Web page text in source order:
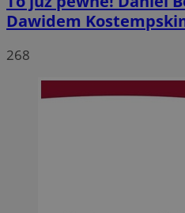
Dawidem
268